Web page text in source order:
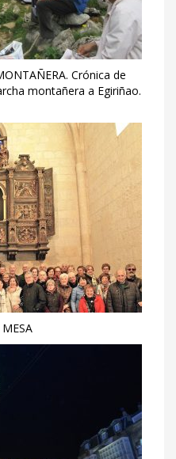
Crónica de
montañera a Egiriñao.